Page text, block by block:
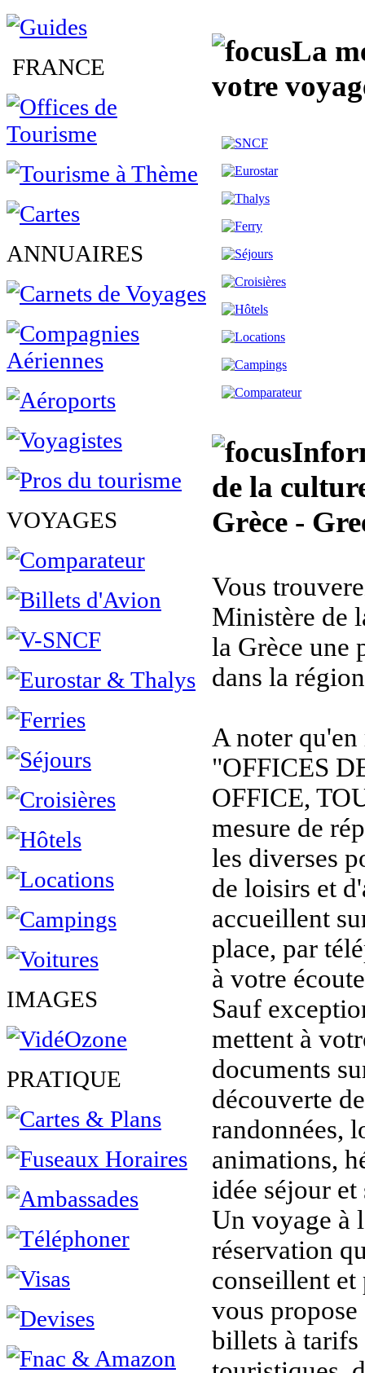
FRANCE
ANNUAIRES
VOYAGES
IMAGES
PRATIQUE
La
votre
de la
Grèce -
Vous
Ministère de
la Grèce une
dans la
A noter
"OFFICES
OFFICE,
mesure de
les diverses
de loisirs et
accueillent
place, par
à votre
Sauf
mettent à
documents
découverte
randonnées,
animations,
idée séjour et
Un voyage à
réservation
conseillent et
vous
billets à